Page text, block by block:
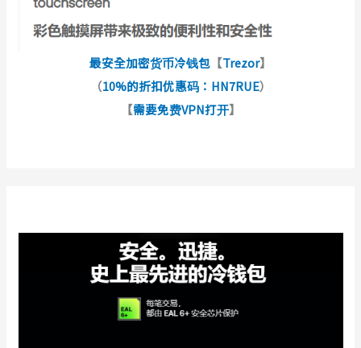
最安全加密货币冷钱包 【Trezor】
（10%的折扣优惠码：HN7RUE）
【需要免费VPN打开】